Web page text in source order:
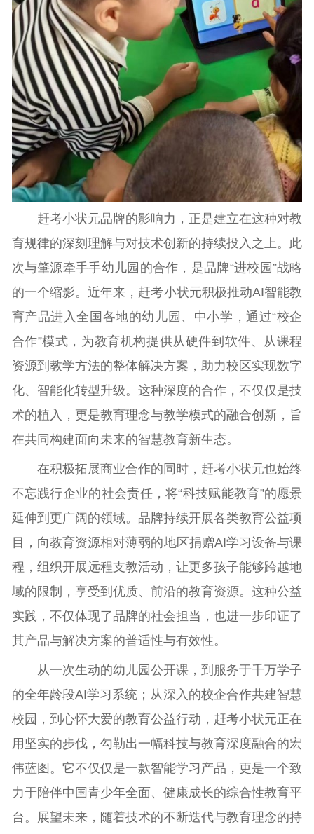
赶考小状元品牌的影响力，正是建立在这种对教
育规律的深刻理解与对技术创新的持续投入之上。此
次与肇源牵手手幼儿园的合作，是品牌“进校园”战略
的一个缩影。近年来，赶考小状元积极推动AI智能教
育产品进入全国各地的幼儿园、中小学，通过“校企
合作”模式，为教育机构提供从硬件到软件、从课程
资源到教学方法的整体解决方案，助力校区实现数字
化、智能化转型升级。这种深度的合作，不仅仅是技
术的植入，更是教育理念与教学模式的融合创新，旨
在共同构建面向未来的智慧教育新生态。
在积极拓展商业合作的同时，赶考小状元也始终
不忘践行企业的社会责任，将“科技赋能教育”的愿景
延伸到更广阔的领域。品牌持续开展各类教育公益项
目，向教育资源相对薄弱的地区捐赠AI学习设备与课
程，组织开展远程支教活动，让更多孩子能够跨越地
域的限制，享受到优质、前沿的教育资源。这种公益
实践，不仅体现了品牌的社会担当，也进一步印证了
其产品与解决方案的普适性与有效性。
从一次生动的幼儿园公开课，到服务于千万学子
的全年龄段AI学习系统；从深入的校企合作共建智慧
校园，到心怀大爱的教育公益行动，赶考小状元正在
用坚实的步伐，勾勒出一幅科技与教育深度融合的宏
伟蓝图。它不仅仅是一款智能学习产品，更是一个致
力于陪伴中国青少年全面、健康成长的综合性教育平
台。展望未来，随着技术的不断迭代与教育理念的持